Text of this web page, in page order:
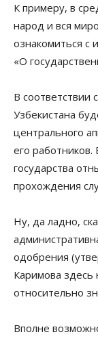
К примеру, в
народ и вся
ознакомиться с
«О
В соответствии
Узбекистана
центрального
его
государства
прохождения
Ну, да ладно,
одобрения
Каримова
относительно
Вполне